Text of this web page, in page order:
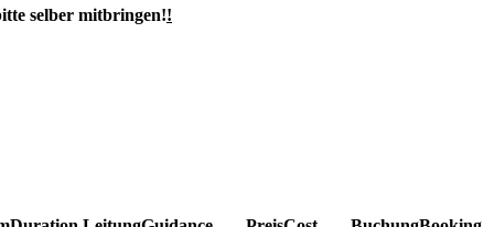
selber mitbringen!!